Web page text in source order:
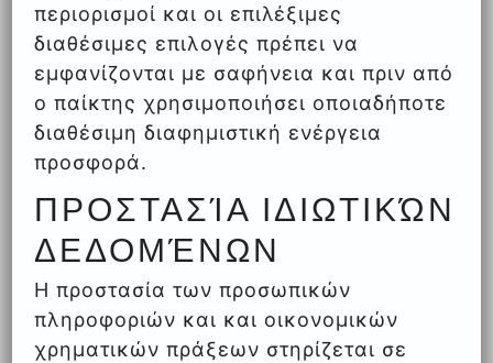
περιορισμοί και οι επιλέξιμες
διαθέσιμες επιλογές πρέπει να
εμφανίζονται με σαφήνεια και πριν από
ο παίκτης χρησιμοποιήσει οποιαδήποτε
διαθέσιμη διαφημιστική ενέργεια
προσφορά.
ΠΡΟΣΤΑΣΊΑ ΙΔΙΩΤΙΚΏΝ
ΔΕΔΟΜΈΝΩΝ
Η προστασία των προσωπικών
πληροφοριών και και οικονομικών
χρηματικών πράξεων στηρίζεται σε